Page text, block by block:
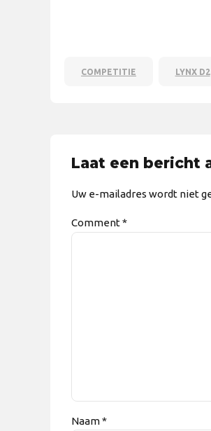
COMPETITIE LYNX D2
Laat een bericht
Uw e-mailadres wordt niet
Comment*
Naam *